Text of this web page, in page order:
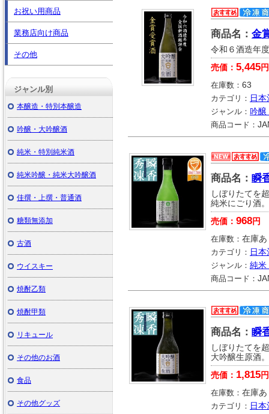
商品名： 金
令和６酒造年
売価： 5,445 円
在庫数： 63
カテゴリ： 日本
ジャンル： 吟醸
商品コード：
商品名： 瞬
しぼりたてを
純米にごり酒。
売価： 968 円
在庫数： 在庫あ
カテゴリ： 日本
ジャンル： 純米
商品コード：
商品名： 瞬
しぼりたてを
大吟醸生原酒。
売価： 1,815 円
在庫数： 在庫あ
カテゴリ： 日本
お祝い用商品
業務店向け商品
その他
ジャンル別
本醸造・特別本醸造
吟醸・大吟醸酒
純米・特別純米酒
純米吟醸・純米大吟醸酒
佳撰・上撰・普通酒
糖類無添加
古酒
ウイスキー
焼酎乙類
焼酎甲類
リキュール
その他のお酒
食品
その他グッズ